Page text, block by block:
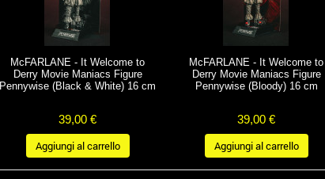
McFARLANE - It Welcome to
Derry Movie Maniacs Figure
Pennywise (Black & White) 16 cm
39,00 €
Aggiungi al carrello
McFARLANE - It Welcome to
Derry Movie Maniacs Figure
Pennywise (Bloody) 16 cm
39,00 €
Aggiungi al carrello